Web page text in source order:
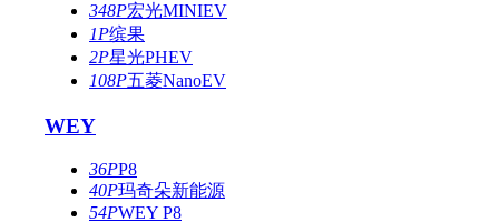
348P宏光MINIEV
1P缤果
2P星光PHEV
108P五菱NanoEV
WEY
36PP8
40P玛奇朵新能源
54PWEY P8